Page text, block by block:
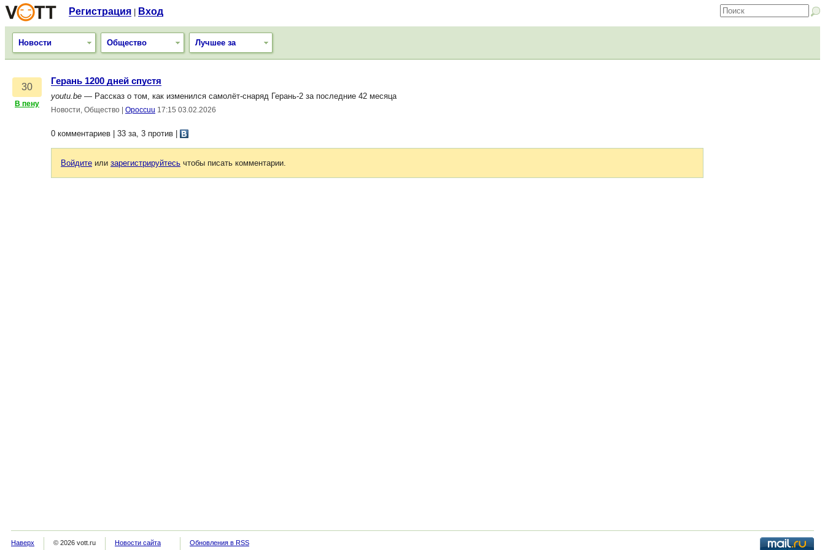
Регистрация Вход
Новости Общество Лучшее за
30
В пену
Герань 1200 дней спустя
youtu.be — Рассказ о том, как изменился самолёт-снаряд Герань-2 за последние 42 месяца
Новости, Общество Opoccuu 17:15 03.02.2026
0 комментариев | 33 за, 3 против
Войдите или зарегистрируйтесь чтобы писать комментарии.
Наверх © 2026 vott.ru Новости сайта Обновления в RSS